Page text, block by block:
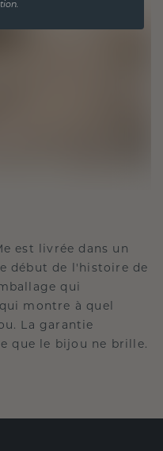
est livrée dans un
début de l'histoire de
qui
montre à quel
La garantie
que le bijou ne brille.